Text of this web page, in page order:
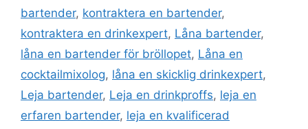
bartender, kontraktera en bartender,
kontraktera en drinkexpert, Låna bartender,
låna en bartender för bröllopet, Låna en
cocktailmixolog, låna en skicklig drinkexpert,
Leja bartender, Leja en drinkproffs, leja en
erfaren bartender, leja en kvalificerad